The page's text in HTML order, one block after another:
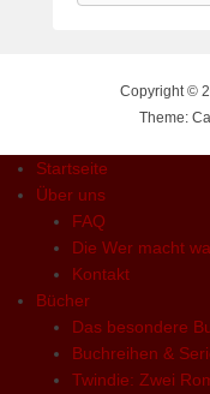
Copyright ©
Theme:
Startseite
Über uns
FAQ
Die Wer macht
Kontakt
Bücher
Das besondere
Buchreihen &
Twindie: Zwei